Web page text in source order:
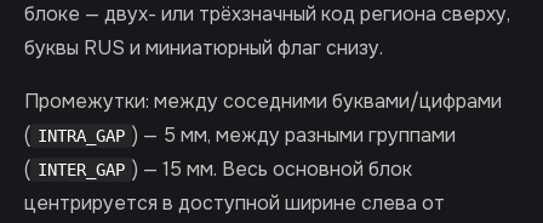
блоке — двух- или трёхзначный код региона сверху,
буквы RUS и миниатюрный флаг снизу.
Промежутки: между соседними буквами/цифрами
( INTRA_GAP ) — 5 мм, между разными группами
( INTER_GAP ) — 15 мм. Весь основной блок
центрируется в доступной ширине слева от